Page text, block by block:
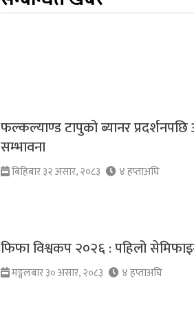
फल्कल्याण्ड टापुको ब्यानर प्रदर्शनपछि
सम्भावना
बिहिबार ३२ असार, २०८३ ४ हप्ताअघि
फिफा विश्वकप २०२६ : पहिलो
मङ्गलबार ३० असार, २०८३ ४ हप्ताअघि